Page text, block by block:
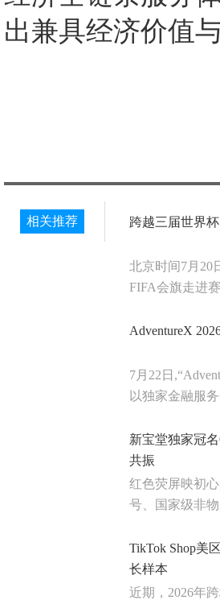
出兼具经济价值
相关推荐 跨越三届世界
北京时间7月20
FIFA会旗走进
AdventureX
7月22日
以独家金融服
新宝堂独家冠
共振
红色荧屏映初
号、国家级非
TikTok Shop美
长样本
近期，2026年